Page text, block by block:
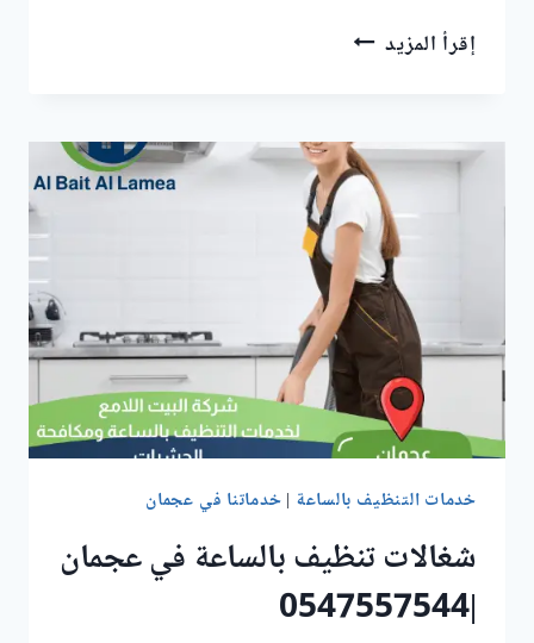
إقرأ المزيدعاملات
الروضة
عجمان
خدمات التنظيف بالساعة |خدماتنا في عجمان
شغالات تنظيف بالساعة في عجمان
|0547557544